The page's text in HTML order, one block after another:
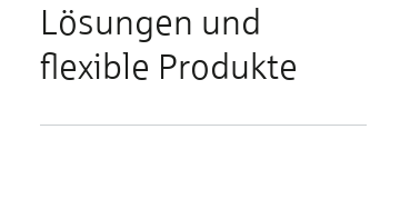
Lösungen und
flexible Produkte